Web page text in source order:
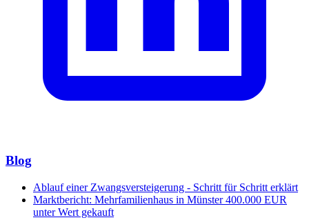
Blog
Ablauf einer Zwangsversteigerung - Schritt für Schritt erklärt
Marktbericht: Mehrfamilienhaus in Münster 400.000 EUR
unter Wert gekauft